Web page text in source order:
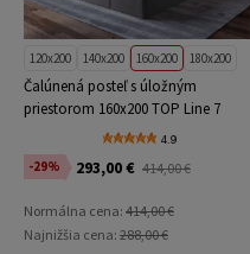
120x200 140x200 160x200 180x200
Čalúnená posteľ s úložným
priestorom 160x200 TOP Line 7
Grafitová Velvet
4.9
-29% 293,00 € 414,00 €
Normálna cena: 414,00 €
Najnižšia cena: 288,00 €